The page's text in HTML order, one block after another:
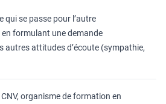
qui se passe pour l’autre
en formulant une demande
autres attitudes d’écoute (sympathie,
organisme de formation en